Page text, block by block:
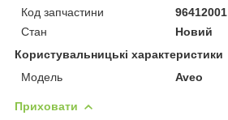
Код запчастини
96412001
Стан
Новий
Користувальницькі характеристики
Модель
Aveo
Приховати